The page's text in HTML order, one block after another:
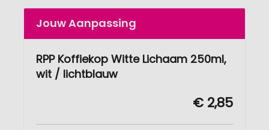
Jouw Aanpassing
RPP Koffiekop Witte Lichaam 250ml,
wit / lichtblauw
€ 2,85